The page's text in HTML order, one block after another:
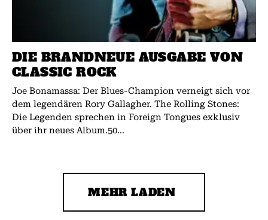
DIE BRANDNEUE AUSGABE VON
CLASSIC ROCK
Joe Bonamassa: Der Blues-Champion verneigt sich vor
dem legendären Rory Gallagher. The Rolling Stones:
Die Legenden sprechen in Foreign Tongues exklusiv
über ihr neues Album.50...
MEHR LADEN